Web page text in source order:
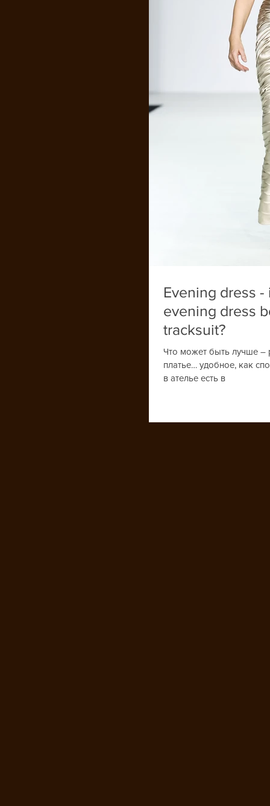
Evening dress -
evening dress
tracksuit?
Что может быть лучше –
платье… удобное, как
в ателье есть в